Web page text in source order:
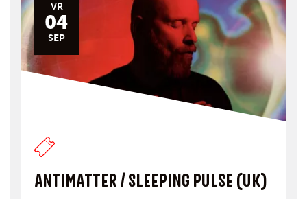
VR
04
SEP
ANTIMATTER / SLEEPING PULSE (UK)